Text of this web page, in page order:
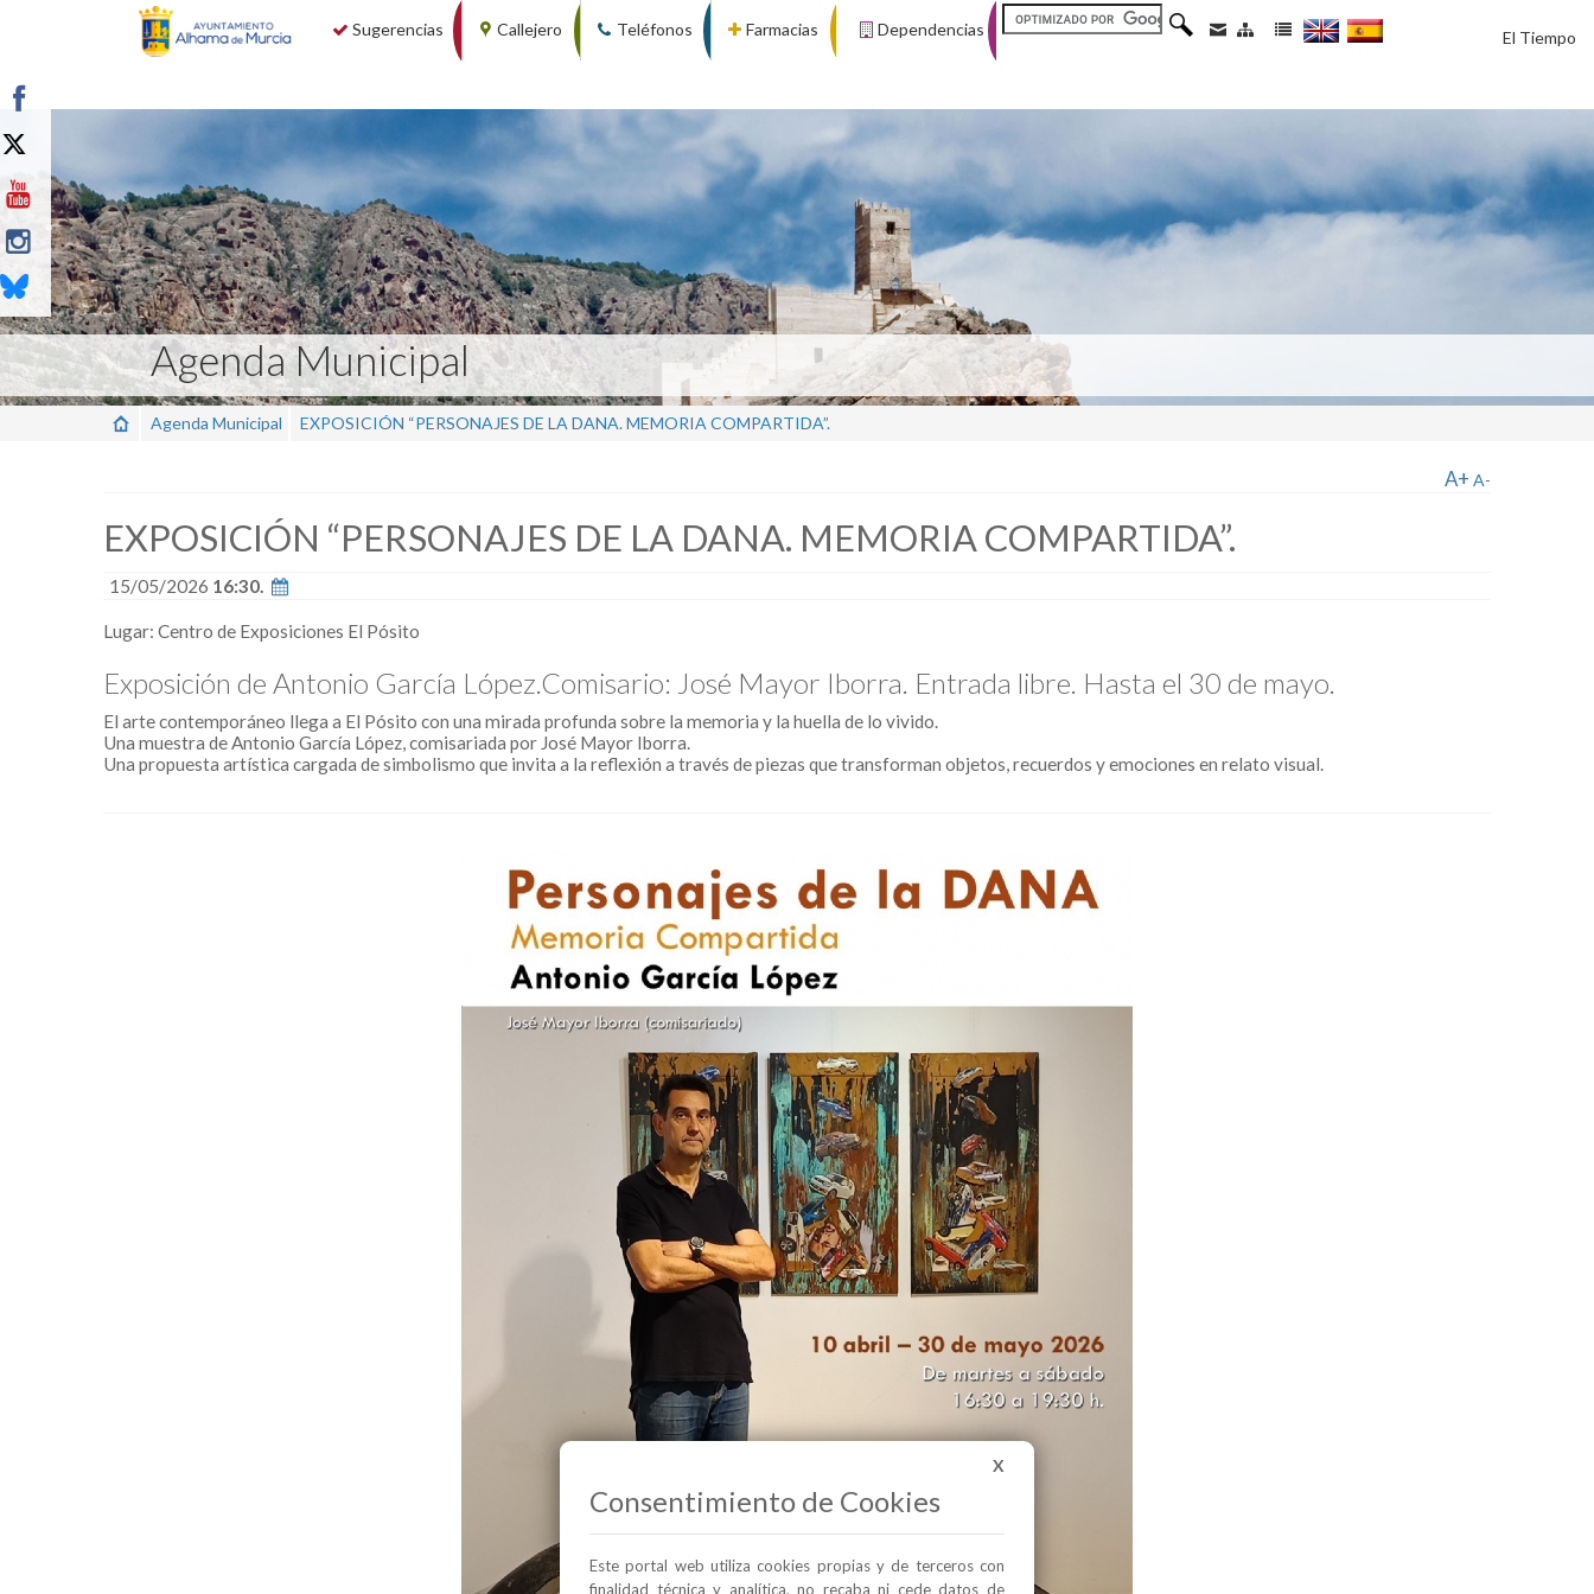
Sugerencias Callejero Teléfonos Farmacias Dependencias El Tiempo
Agenda Municipal
Agenda Municipal EXPOSICIÓN “PERSONAJES DE LA DANA. MEMORIA COMPARTIDA”.
A+ A-
EXPOSICIÓN “PERSONAJES DE LA DANA. MEMORIA COMPARTIDA”.
15/05/2026 16:30.
Lugar: Centro de Exposiciones El Pósito
Exposición de Antonio García López.Comisario: José Mayor Iborra. Entrada libre. Hasta el 30 de mayo.
El arte contemporáneo llega a El Pósito con una mirada profunda sobre la memoria y la huella de lo vivido.
Una muestra de Antonio García López, comisariada por José Mayor Iborra.
Una propuesta artística cargada de simbolismo que invita a la reflexión a través de piezas que transforman objetos, recuerdos y emociones en relato visual.
X
Consentimiento de Cookies
Este portal web utiliza cookies propias y de terceros con
finalidad técnica y analítica, no recaba ni cede datos de